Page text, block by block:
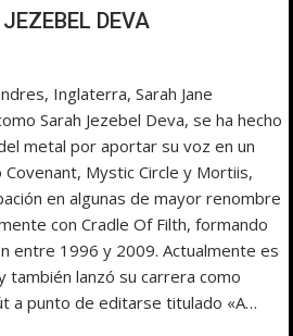
DEVA
Inglaterra, Sarah Jane
Sarah Jezebel Deva, se ha hecho
metal por aportar su voz en un
Mystic Circle y Mortiis,
en algunas de mayor renombre
con Cradle Of Filth, formando
entre 1996 y 2009. Actualmente es
también lanzó su carrera como
a punto de editarse titulado «A…